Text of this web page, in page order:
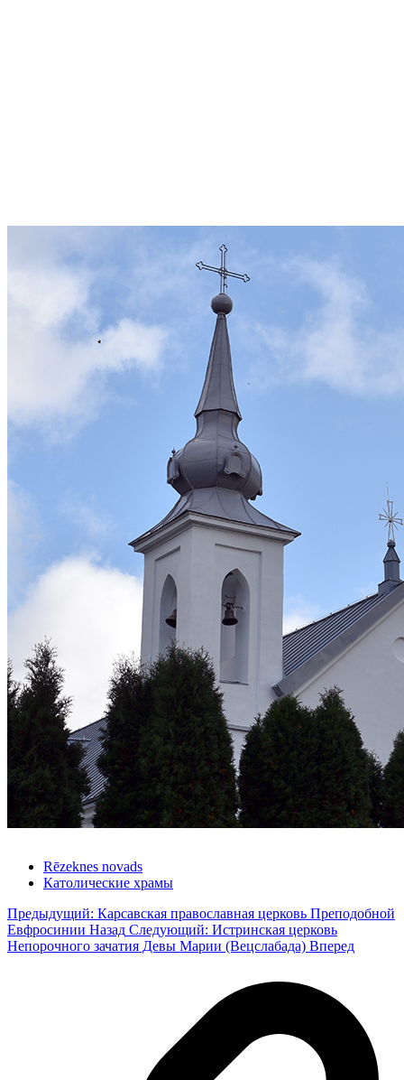
Rēzeknes novads
Католические храмы
Предыдущий: Карсавская православная церковь Преподобной
Евфросинии Назад Следующий: Истринская церковь
Непорочного зачатия Девы Марии (Вецслабада) Вперед